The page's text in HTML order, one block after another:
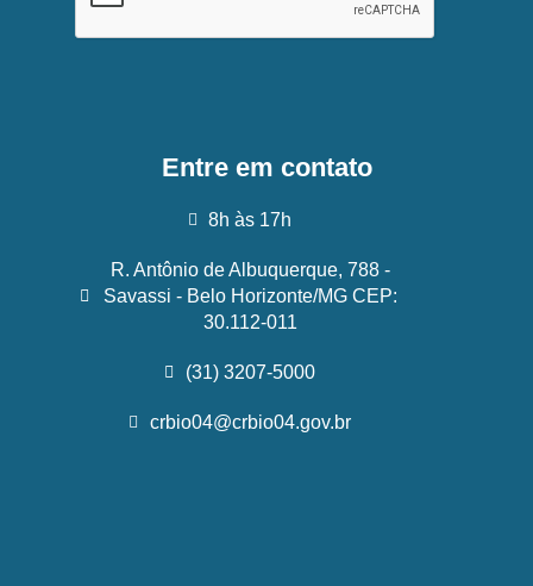
Entre em contato
8h às 17h
R. Antônio de Albuquerque, 788 -
Savassi - Belo Horizonte/MG CEP:
30.112-011
(31) 3207-5000
crbio04@crbio04.gov.br